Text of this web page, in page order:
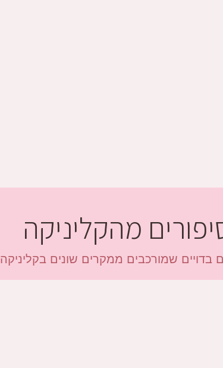
מהקליניקה
בדויים שמורכבים ממקרים שונים בקליניקה